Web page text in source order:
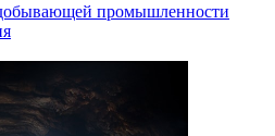
промышленности